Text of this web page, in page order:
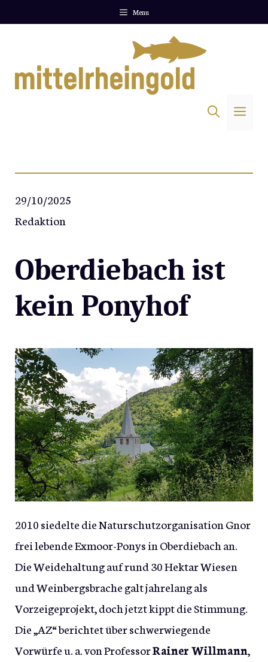
Menu
29/10/2025
Redaktion
Oberdiebach ist
kein Ponyhof
2010 siedelte die Naturschutzorganisation Gnor
frei lebende Exmoor-Ponys in Oberdiebach an.
Die Weidehaltung auf rund 30 Hektar Wiesen
und Weinbergsbrache galt jahrelang als
Vorzeigeprojekt, doch jetzt kippt die Stimmung.
Die „AZ“ berichtet über schwerwiegende
Vorwürfe u. a. von ProfessorRainer Willmann,